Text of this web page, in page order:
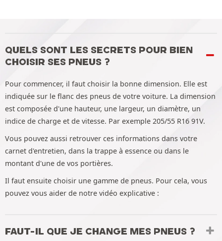
QUELS SONT LES SECRETS POUR BIEN
CHOISIR SES PNEUS ?
Pour commencer, il faut choisir la bonne dimension. Elle est
indiquée sur le flanc des pneus de votre voiture. La dimension
est composée d'une hauteur, une largeur, un diamètre, un
indice de charge et de vitesse. Par exemple 205/55 R16 91V.
Vous pouvez aussi retrouver ces informations dans votre
carnet d'entretien, dans la trappe à essence ou dans le
montant d'une de vos portières.
Il faut ensuite choisir une gamme de pneus. Pour cela, vous
pouvez vous aider de notre vidéo explicative :
FAUT-IL QUE JE CHANGE MES PNEUS ?